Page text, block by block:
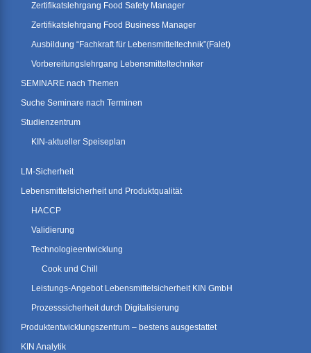
Zertifikatslehrgang Food Safety Manager
Zertifikatslehrgang Food Business Manager
Ausbildung “Fachkraft für Lebensmitteltechnik”(Falet)
Vorbereitungslehrgang Lebensmitteltechniker
SEMINARE nach Themen
Suche Seminare nach Terminen
Studienzentrum
KIN-aktueller Speiseplan
LM-Sicherheit
Lebensmittelsicherheit und Produktqualität
HACCP
Validierung
Technologieentwicklung
Cook und Chill
Leistungs-Angebot Lebensmittelsicherheit KIN GmbH
Prozesssicherheit durch Digitalisierung
Produktentwicklungszentrum – bestens ausgestattet
KIN Analytik